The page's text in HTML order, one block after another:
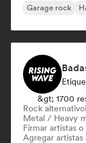
Garage rock
&gt; 1700
Rock alternativo
Metal / Heavy
Firmar artistas
Agregar